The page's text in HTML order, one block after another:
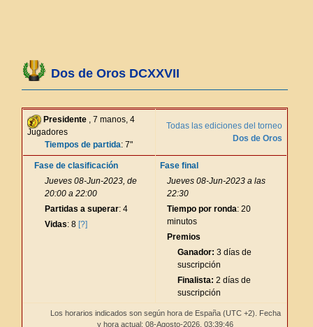
Dos de Oros DCXXVII
Presidente , 7 manos, 4
Jugadores
Tiempos de partida: 7"
Todas las ediciones del torneo
Dos de Oros
Fase de clasificación
Jueves 08-Jun-2023, de
20:00 a 22:00
Partidas a superar: 4
Vidas: 8 [?]
Fase final
Jueves 08-Jun-2023 a las
22:30
Tiempo por ronda: 20
minutos
Premios
Ganador: 3 días de
suscripción
Finalista: 2 días de
suscripción
Los horarios indicados son según hora de España (UTC +2). Fecha
y hora actual: 08-Agosto-2026, 03:39:46